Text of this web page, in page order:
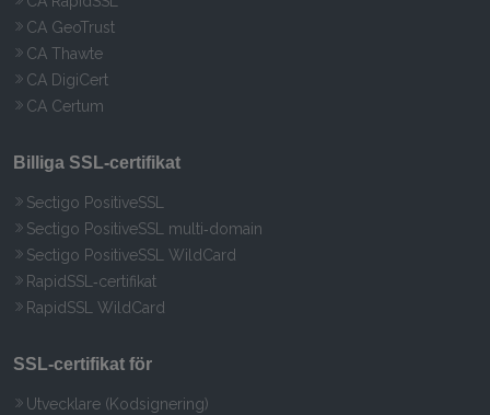
CA GeoTrust
CA Thawte
CA DigiCert
CA Certum
Billiga SSL‑certifikat
Sectigo PositiveSSL
Sectigo PositiveSSL multi‑domain
Sectigo PositiveSSL WildCard
RapidSSL‑certifikat
RapidSSL WildCard
SSL‑certifikat för
Utvecklare (Kodsignering)